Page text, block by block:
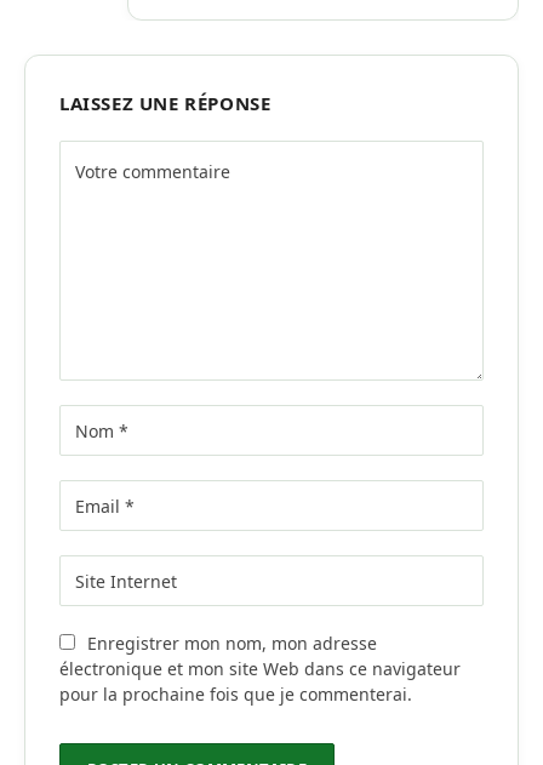
LAISSEZ UNE RÉPONSE
Enregistrer mon nom, mon adresse
électronique et mon site Web dans ce navigateur
pour la prochaine fois que je commenterai.